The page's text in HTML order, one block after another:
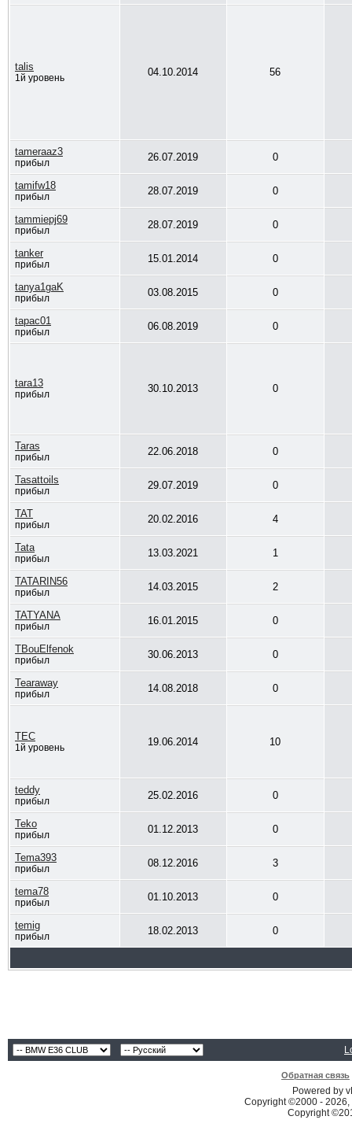
talis
1й уровень 04.10.2014 56
tameraaz3
прибыл 26.07.2019 0
tamifw18
прибыл 28.07.2019 0
tammiepj69
прибыл 28.07.2019 0
tanker
прибыл 15.01.2014 0
tanya1gaK
прибыл 03.08.2015 0
tapac01
прибыл 06.08.2019 0
tara13
прибыл 30.10.2013 0
Taras
прибыл 22.06.2018 0
Tasattoils
прибыл 29.07.2019 0
TAT
прибыл 20.02.2016 4
Tata
прибыл 13.03.2021 1
TATARIN56
прибыл 14.03.2015 2
TATYANA
прибыл 16.01.2015 0
TBouElfenok
прибыл 30.06.2013 0
Tearaway
прибыл 14.08.2018 0
TEC
1й уровень 19.06.2014 10
teddy
прибыл 25.02.2016 0
Teko
прибыл 01.12.2013 0
Tema393
прибыл 08.12.2016 3
tema78
прибыл 01.10.2013 0
temig
прибыл 18.02.2013 0
Обратная связь
Powered by
Copyright ©2000 -
Copyright